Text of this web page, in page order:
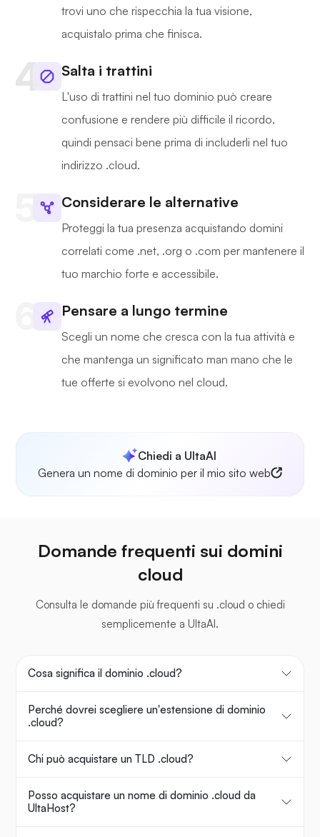
trovi uno che rispecchia la tua visione,
acquistalo prima che finisca.
Salta i trattini
L'uso di trattini nel tuo dominio può creare
confusione e rendere più difficile il ricordo,
quindi pensaci bene prima di includerli nel tuo
indirizzo .cloud.
Considerare le alternative
Proteggi la tua presenza acquistando domini
correlati come .net, .org o .com per mantenere il
tuo marchio forte e accessibile.
Pensare a lungo termine
Scegli un nome che cresca con la tua attività e
che mantenga un significato man mano che le
tue offerte si evolvono nel cloud.
Chiedi a UltaAI
Genera un nome di dominio per il mio sito web
Domande frequenti sui domini
cloud
Consulta le domande più frequenti su .cloud o chiedi
semplicemente a UltaAI.
Cosa significa il dominio .cloud?
Perché dovrei scegliere un'estensione di dominio
.cloud?
Chi può acquistare un TLD .cloud?
Posso acquistare un nome di dominio .cloud da
UltaHost?